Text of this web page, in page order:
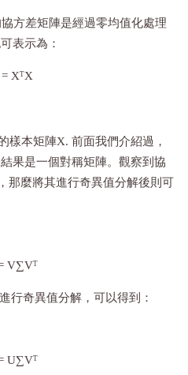
方差矩陣是經過零均值化處理
表示為：
XTX
樣本矩陣X. 前面我們介紹過，
果是一個對稱矩陣。觀察到協
那麼將其進行奇異值分解後則可
V∑VT
行奇異值分解，可以得到：
U∑VT